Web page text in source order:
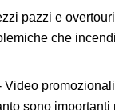
pazzi e
che
Video
sono importanti